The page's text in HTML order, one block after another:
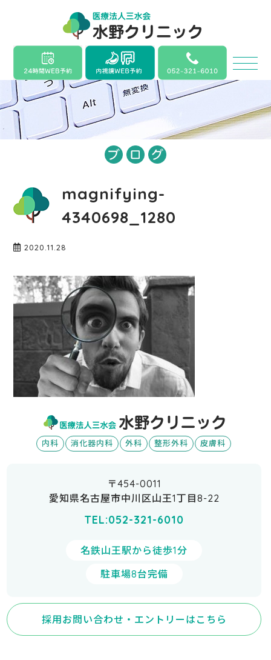
magnifying-
4340698_1280
2020.11.28
内科 消化器内科 外科 整形外科 皮膚科
〒454-0011
愛知県名古屋市中川区山王1丁目8-22
TEL:052-321-6010
名鉄山王駅から徒歩1分
駐車場8台完備
採用お問い合わせ・エントリーはこちら